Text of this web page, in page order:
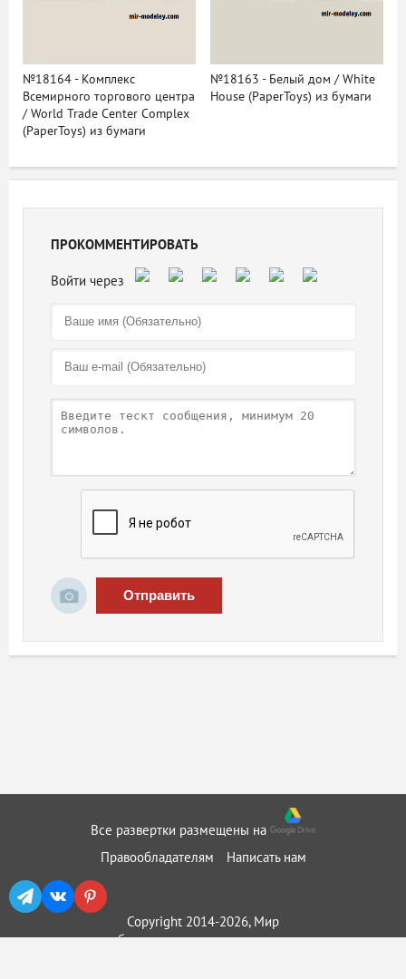
№18164 - Комплекс
Всемирного торгового центра
/ World Trade Center Complex
(PaperToys) из бумаги
№18163 - Белый дом / White
House (PaperToys) из бумаги
ПРОКОММЕНТИРОВАТЬ
Отправить
Все развертки размещены на
Правообладателям
Написать нам
Copyright 2014-2026, Мир
бумажного моделирования ::